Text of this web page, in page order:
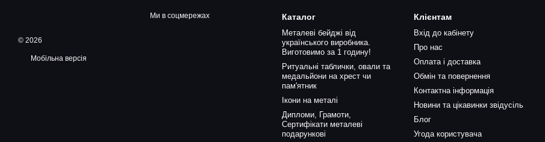
© 2026
Мобільна версія
Ми в соцмережах Каталог
Металеві бейджі від
українського виробника.
Виготовимо за 1 годину!
Ритуальні таблички, овали та
медальйони на хрест чи
пам'ятник
Ікони на металі
Дипломи, Грамоти,
Сертифікати металеві
подарункові
Клієнтам
Вхід до кабінету
Про нас
Оплата і доставка
Обмін та повернення
Контактна інформація
Новини та цікавинки звідусіль
Блог
Угода користувача